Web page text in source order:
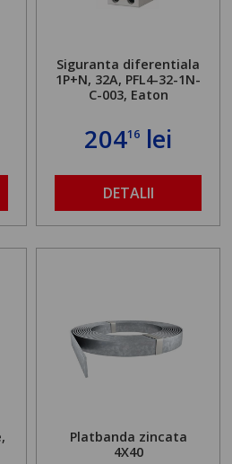
Siguranta diferentiala
1P+N, 32A, PFL4-32-1N-
C-003, Eaton
20416 lei
DETALII
Platbanda zincata
4X40